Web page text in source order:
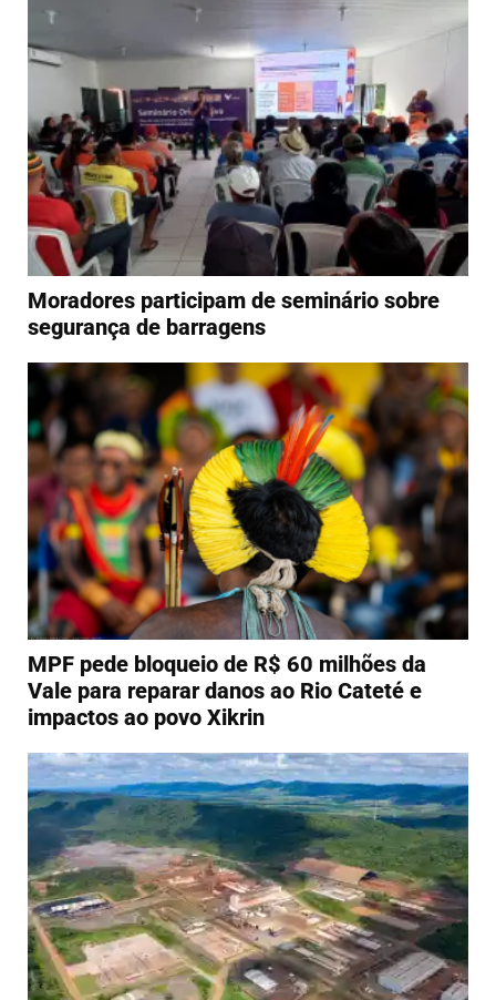
Moradores participam de seminário sobre
segurança de barragens
MPF pede bloqueio de R$ 60 milhões da
Vale para reparar danos ao Rio Cateté e
impactos ao povo Xikrin